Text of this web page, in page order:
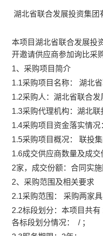
湖北省联合发展投资集团
本项目湖北省联合发展投
开邀请供应商参加询比采
1、采购项目简介
1.1采购项目 名称： 湖北
1.2采购人 ： 湖北省联合发
1.3采购代理机构 ： 湖北联
1.4采购项目资金落实情况
1.5采购项目概况： 联投
1.6成交供应商数量及成交
2家，成交份额： 合同实
2、采购范围及相关要求
2.1采购范围：
采购两家
2.2标段划分： 本项目共有
各标段划分情况：
/ ；